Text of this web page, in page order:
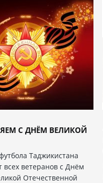
С ДНЁМ ВЕЛИКОЙ
Таджикистана
всех ветеранов с Днём
Отечественной